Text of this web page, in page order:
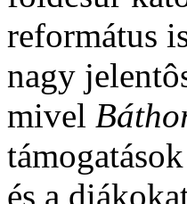
református
nagy
mivel
és a